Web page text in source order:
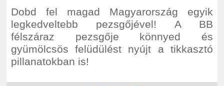
Dobd fel magad Magyarország egyik
legkedveltebb pezsgőjével! A BB
félszáraz pezsgője könnyed és
gyümölcsös felüdülést nyújt a tikkasztó
pillanatokban is!